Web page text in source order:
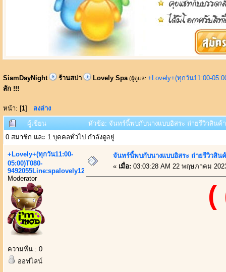
SiamDayNight ร้านสปา Lovely Spa (ผู้ดูแล: +Lovely+(ทุกวัน11:00-
สัก !!!
หน้า: [1] ลงล่าง
ผู้เขียน
หัวข้อ: จันทร์นี้พบกับนางเเบบอิสระ ถ่ายรีวิวสินค้
0 สมาชิก และ 1 บุคคลทั่วไป กำลังดูอยู่
+Lovely+(ทุกวัน11:00-
05:00)T080-
9492055Line:spalovely123
Moderator
ความหื่น : 0
ออฟไลน์
จันทร์นี้พบกับนางเเบบอิสระ ถ่ายรีวิวสิน
« เมื่อ: 03:03:28 AM 22 พฤษภาคม